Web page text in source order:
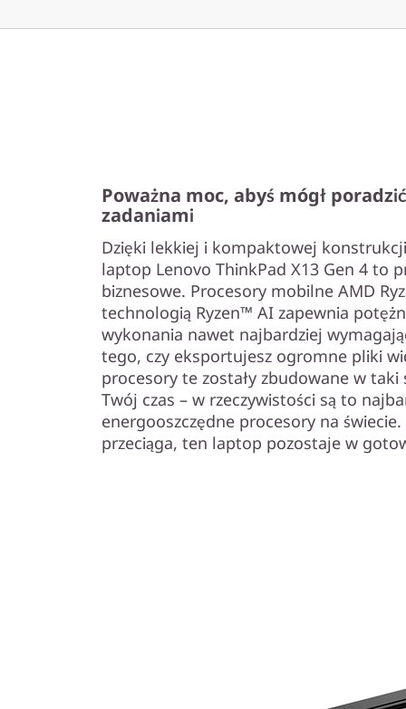
Poważna moc, abyś mógł
zadaniami
Dzięki lekkiej i kompaktowej
laptop Lenovo ThinkPad X13 Gen 4 to
biznesowe. Procesory mobilne AMD
technologią Ryzen™ AI zapewnia
wykonania nawet najbardziej
tego, czy eksportujesz ogromne pliki
procesory te zostały zbudowane w taki
Twój czas – w rzeczywistości są to
energooszczędne procesory na
przeciąga, ten laptop pozostaje w